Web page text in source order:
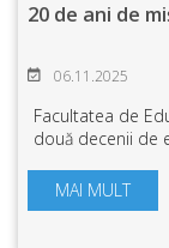
20 de ani de
06.11.2025
Facultatea de
două decenii de
celebrat două
MAI MULT